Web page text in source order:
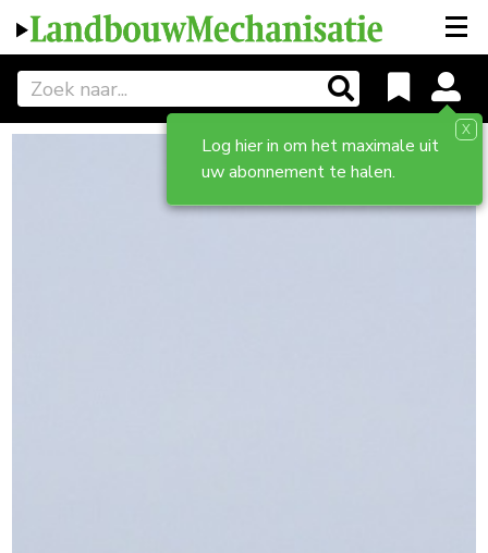
Log hier in om het maximale uit
uw abonnement te halen.
X